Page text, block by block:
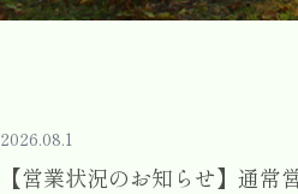
2026.08.1
【営業状況のお知らせ】通常